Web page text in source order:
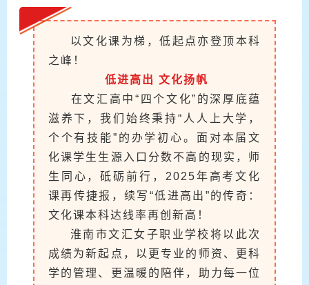
以文化课为梯，低起点亦登顶本科
之峰！
低进高出 文化扬帆
在文汇高中“ 四个文化”的深厚底蕴
滋养下，我们始终秉持“人人上大学，
个个有技能”的办学初心。面对本届文
化课学生生源入口分数不高的现实，师
生同心，砥砺前行，2025年高考文化
课再传捷报，续写“低进高出”的传奇：
文化课本科达线率再创新高！
淮南市文汇女子职业学校将以此次
成绩为新起点，以更专业的师资、更科
学的管理、更温暖的陪伴，助力每一位